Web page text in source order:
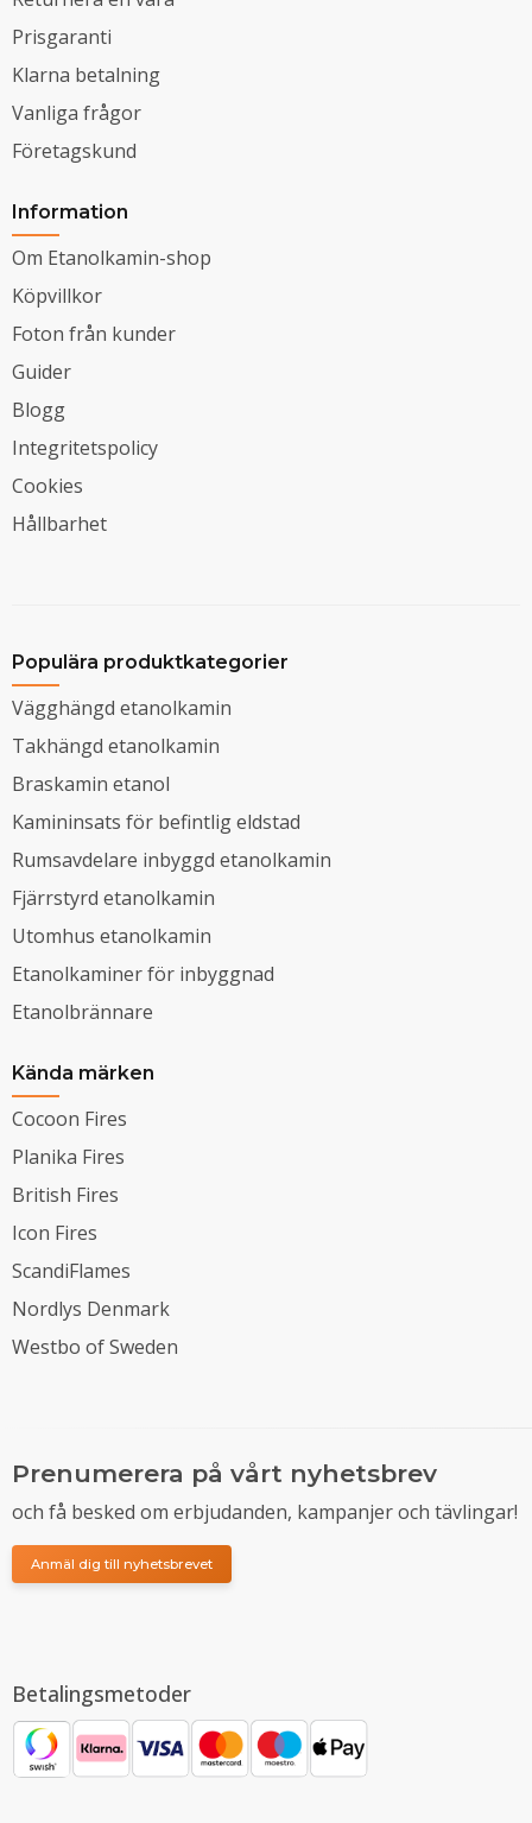
Prisgaranti
Klarna betalning
Vanliga frågor
Företagskund
Information
Om Etanolkamin-shop
Köpvillkor
Foton från kunder
Guider
Blogg
Integritetspolicy
Cookies
Hållbarhet
Populära produktkategorier
Vägghängd etanolkamin
Takhängd etanolkamin
Braskamin etanol
Kamininsats för befintlig eldstad
Rumsavdelare inbyggd etanolkamin
Fjärrstyrd etanolkamin
Utomhus etanolkamin
Etanolkaminer för inbyggnad
Etanolbrännare
Kända märken
Cocoon Fires
Planika Fires
British Fires
Icon Fires
ScandiFlames
Nordlys Denmark
Westbo of Sweden
Prenumerera på vårt nyhetsbrev
och få besked om erbjudanden, kampanjer och tävlingar!
Anmäl dig till nyhetsbrevet
Betalingsmetoder